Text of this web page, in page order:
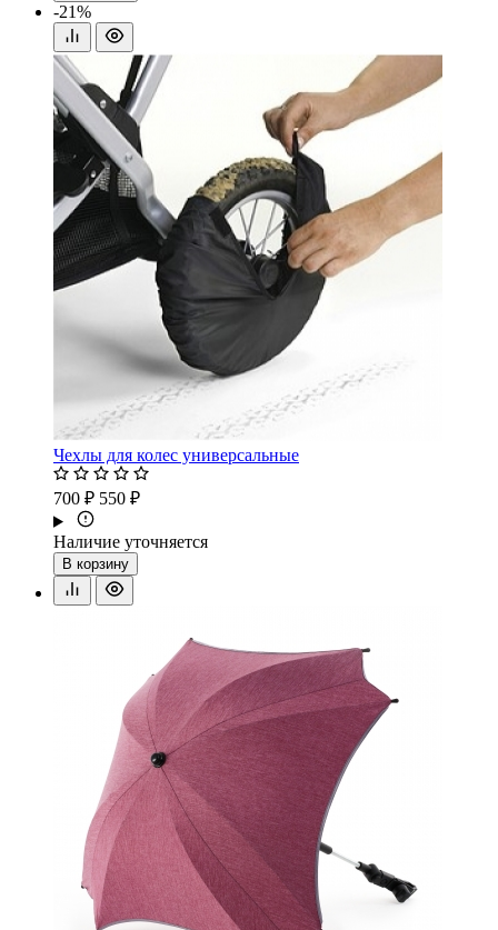
-21%
Чехлы для колес универсальные
700 ₽ 550 ₽
Наличие уточняется
В корзину